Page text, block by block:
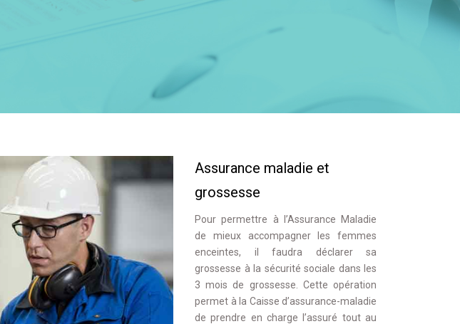
Assurance maladie et
grossesse
Pour permettre à l’Assurance Maladie
de mieux accompagner les femmes
enceintes, il faudra déclarer sa
grossesse à la sécurité sociale dans les
3 mois de grossesse. Cette opération
permet à la Caisse d’assurance-maladie
de prendre en charge l’assuré tout au